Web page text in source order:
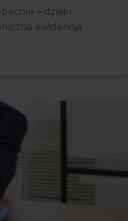
– dzięki
ewidencja
zmiany